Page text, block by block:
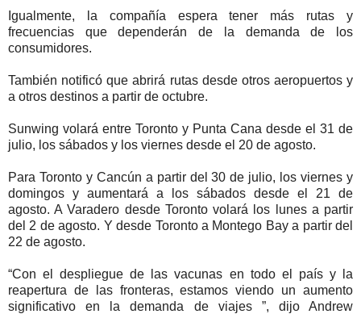
Igualmente, la compañía espera tener más rutas y
frecuencias que dependerán de la demanda de los
consumidores.
También notificó que abrirá rutas desde otros aeropuertos y
a otros destinos a partir de octubre.
Sunwing volará entre Toronto y Punta Cana desde el 31 de
julio, los sábados y los viernes desde el 20 de agosto.
Para Toronto y Cancún a partir del 30 de julio, los viernes y
domingos y aumentará a los sábados desde el 21 de
agosto. A Varadero desde Toronto volará los lunes a partir
del 2 de agosto. Y desde Toronto a Montego Bay a partir del
22 de agosto.
“Con el despliegue de las vacunas en todo el país y la
reapertura de las fronteras, estamos viendo un aumento
significativo en la demanda de viajes ”, dijo Andrew